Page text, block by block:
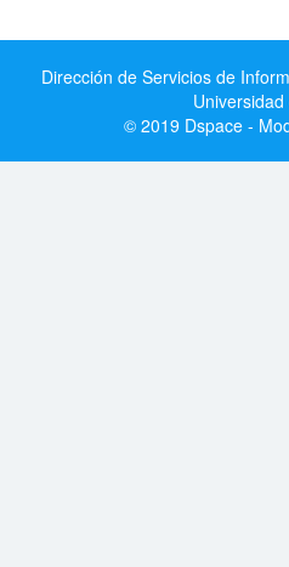
Dirección de Servicios de
© 2019 Dspace -